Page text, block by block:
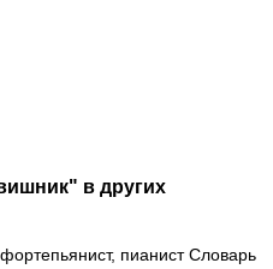
в других
пианист Словарь